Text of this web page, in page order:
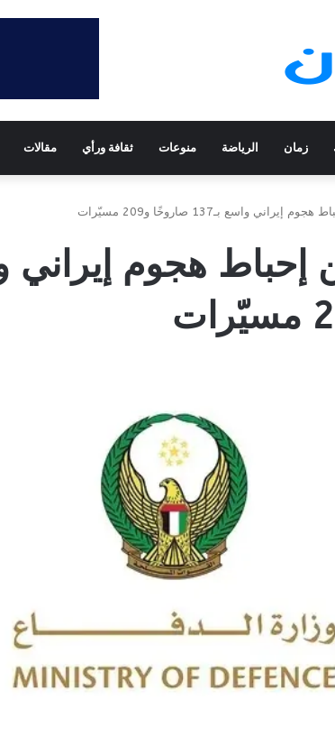
زمان الرياضة منوعات ثقافة ورأي مقالات
إيراني واسع بـ137 صاروخًا و209 مسيّرات